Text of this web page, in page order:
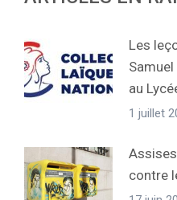
Les
Samuel
au
1 juillet
contre